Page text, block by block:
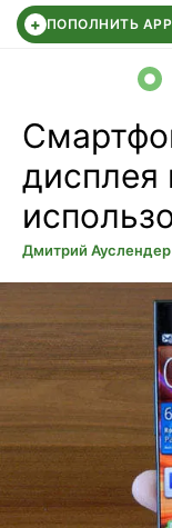
+ ПОПОЛНИТЬ
СБЕР КИДС
дисплея
Дмитрий Ауслендер